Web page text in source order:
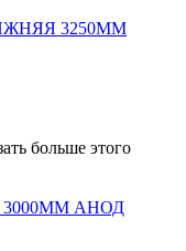
3250ММ
больше этого
3000ММ АНОД